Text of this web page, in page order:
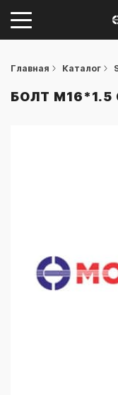
Главная Каталог
БОЛТ